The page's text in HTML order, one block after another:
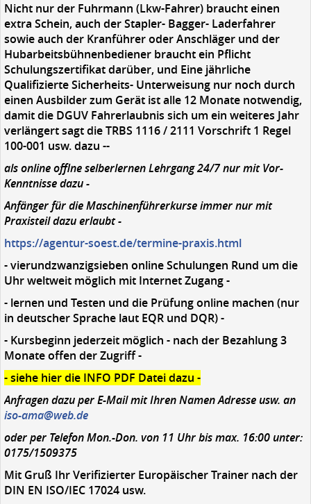
Nicht nur der Fuhrmann (Lkw-Fahrer) braucht einen
extra Schein,auch der Stapler- Bagger- Laderfahrer
sowie auch der Kranführer oder Anschläger und der
Hubarbeitsbühnenbediener braucht ein Pflicht
Schulungszertifikat darüber, und Eine jährliche
Qualifizierte Sicherheits- Unterweisung nur noch durch
einen Ausbilder zum Gerät ist alle 12 Monate notwendig,
damit die DGUV Fahrerlaubnis sich um ein weiteres Jahr
verlängert sagt die TRBS 1116 / 2111 Vorschrift 1 Regel
100-001 usw. dazu --
als online offlne selberlernen Lehrgang 24/7 nur mit Vor-
Kenntnisse dazu -
Anfänger für die Maschinenführerkurse immer nur mit
Praxisteil dazu erlaubt -
https://agentur-soest.de/termine-praxis.html
- vierundzwanzigsieben online Schulungen Rund um die
Uhr weltweit möglich mit Internet Zugang -
- lernen und Testen und die Prüfung online machen (nur
in deutscher Sprache laut EQR und DQR) -
- Kursbeginn jederzeit möglich - nach der Bezahlung 3
Monate offen der Zugriff -
- siehe hier die INFO PDF Datei dazu -
Anfragen dazu per E-Mail mit Ihren Namen Adresse usw. an
iso-ama@web.de
oder per Telefon Mon.-Don. von 11 Uhr bis max. 16:00 unter:
0175/1509375
Mit Gruß Ihr Verifizierter Europäischer Trainer nach der
DIN EN ISO/IEC 17024 usw.